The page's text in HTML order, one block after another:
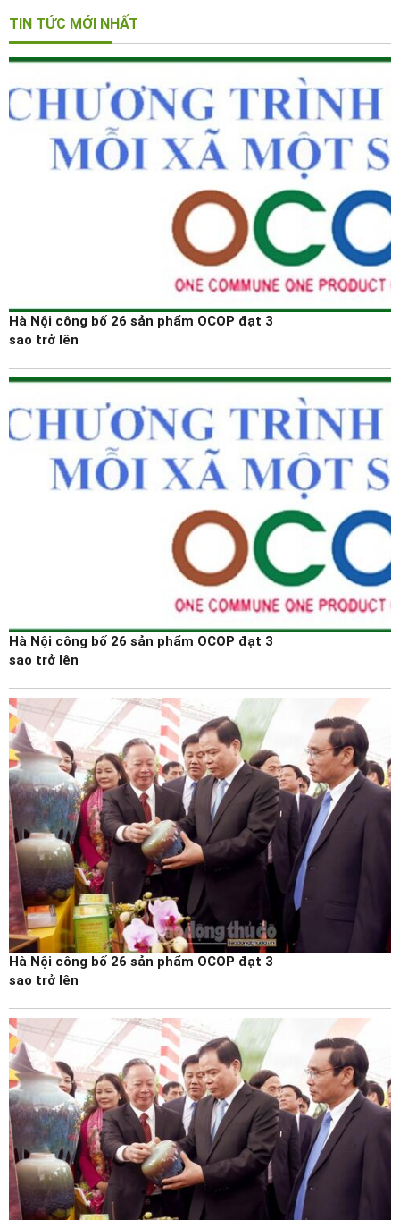
TIN TỨC MỚI NHẤT
Hà Nội công bố 26 sản phẩm OCOP đạt 3
sao trở lên
Hà Nội công bố 26 sản phẩm OCOP đạt 3
sao trở lên
Hà Nội công bố 26 sản phẩm OCOP đạt 3
sao trở lên